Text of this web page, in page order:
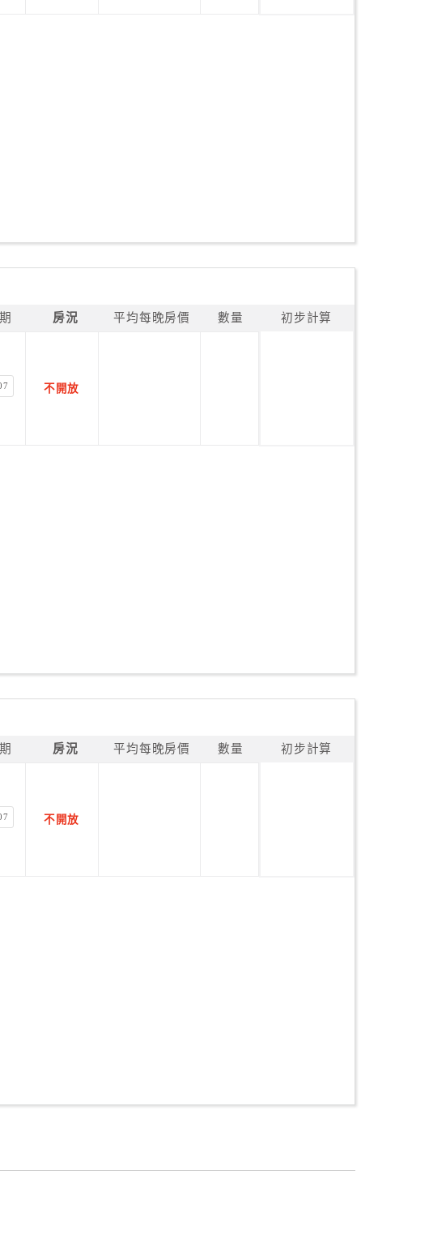
房況 平均每晚房價 數量 初步計算
不開放
房況 平均每晚房價 數量 初步計算
不開放